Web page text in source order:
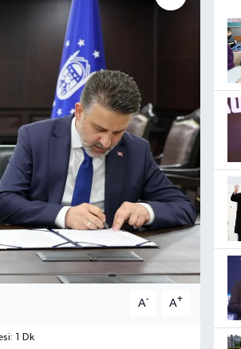
A- A+
1 Dk